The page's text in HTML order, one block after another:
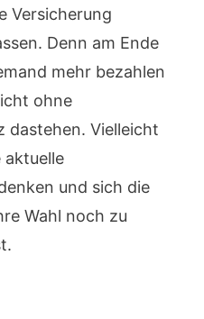
Versicherung
Denn am Ende
mehr bezahlen
ohne
dastehen. Vielleicht
aktuelle
und sich die
Wahl noch zu